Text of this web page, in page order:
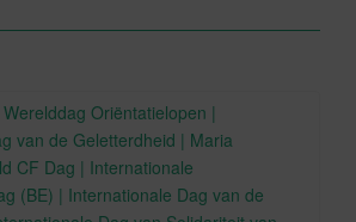
Oriëntatielopen |
van de Geletterdheid | Maria
CF Dag | Internationale
(BE) | Internationale Dag van de